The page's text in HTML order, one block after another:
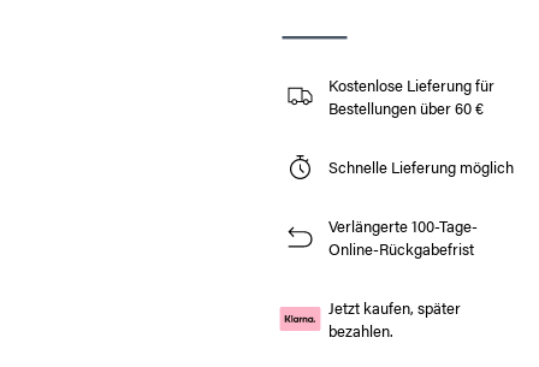
Kostenlose Lieferung für
Bestellungen über 60 €
Schnelle Lieferung möglich
Verlängerte 100-Tage-
Online-Rückgabefrist
Jetzt kaufen, später
bezahlen.